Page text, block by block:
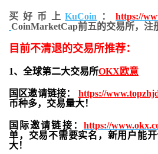
买好币上KuCoin ：https://
CoinMarketCap前五的交易所，注
目前不清退的交易所推荐：
1、全球第二大交易所OKX欧意
国区邀请链接： https://
币种多，交易量大！
国际邀请链接： https://
单，交易不需要实名，新用户能开
大！